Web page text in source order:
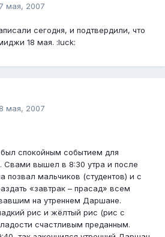
мая, 2007
сегодня, и подтвердили, что
18 мая. :luck:
мая, 2007
спокойным событием для
Свами вышел в 8:30 утра и после
позвал мальчиков (студентов) и с
«завтрак – прасад» всем
на утреннем Даршане.
рис и жёлтый рис (рис с
счастливым преданным.